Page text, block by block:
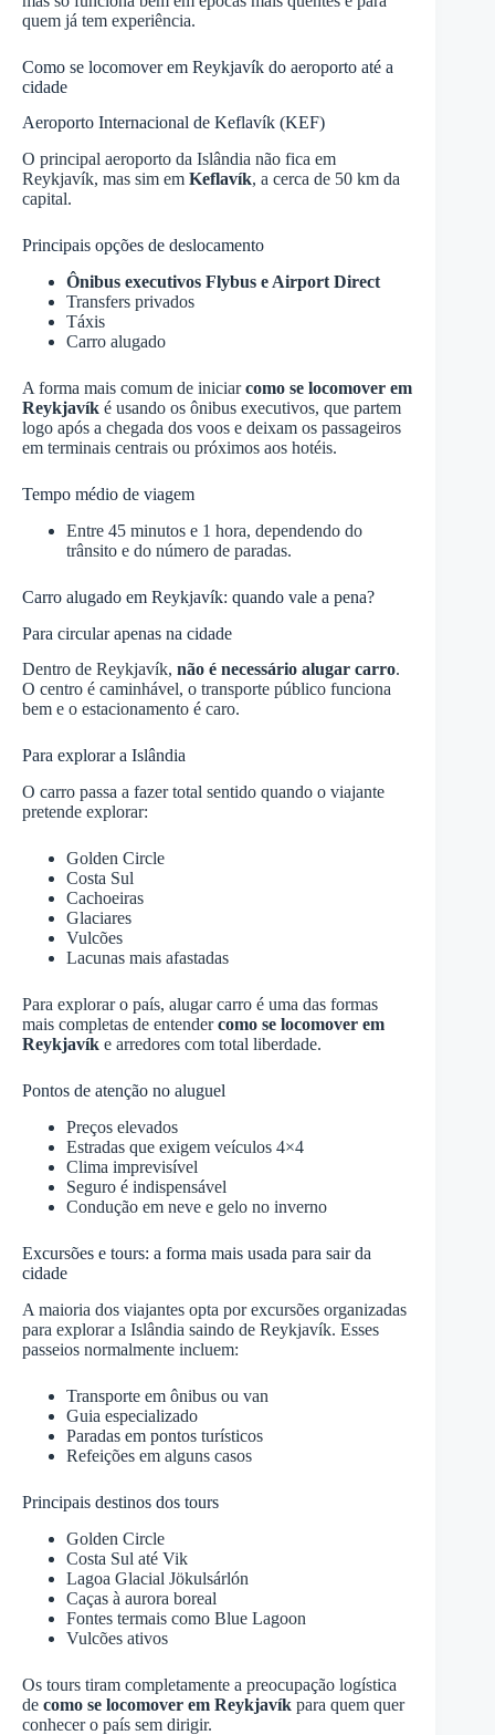
quem já tem experiência.
Como se locomover em Reykjavík do aeroporto até a
cidade
Aeroporto Internacional de Keflavík (KEF)
O principal aeroporto da Islândia não fica em
Reykjavík, mas sim em Keflavík, a cerca de 50 km da
capital.
Principais opções de deslocamento
Ônibus executivos Flybus e Airport Direct
Transfers privados
Táxis
Carro alugado
A forma mais comum de iniciarcomo se locomover em
Reykjavík é usando os ônibus executivos, que partem
logo após a chegada dos voos e deixam os passageiros
em terminais centrais ou próximos aos hotéis.
Tempo médio de viagem
Entre 45 minutos e 1 hora, dependendo do
trânsito e do número de paradas.
Carro alugado em Reykjavík: quando vale a pena?
Para circular apenas na cidade
Dentro de Reykjavík, não é necessário alugar carro.
O centro é caminhável, o transporte público funciona
bem e o estacionamento é caro.
Para explorar a Islândia
O carro passa a fazer total sentido quando o viajante
pretende explorar:
Golden Circle
Costa Sul
Cachoeiras
Glaciares
Vulcões
Lacunas mais afastadas
Para explorar o país, alugar carro é uma das formas
mais completas de entendercomo se locomover em
Reykjavík e arredores com total liberdade.
Pontos de atenção no aluguel
Preços elevados
Estradas que exigem veículos 4×4
Clima imprevisível
Seguro é indispensável
Condução em neve e gelo no inverno
Excursões e tours: a forma mais usada para sair da
cidade
A maioria dos viajantes opta por excursões organizadas
para explorar a Islândia saindo de Reykjavík. Esses
passeios normalmente incluem:
Transporte em ônibus ou van
Guia especializado
Paradas em pontos turísticos
Refeições em alguns casos
Principais destinos dos tours
Golden Circle
Costa Sul até Vik
Lagoa Glacial Jökulsárlón
Caças à aurora boreal
Fontes termais como Blue Lagoon
Vulcões ativos
Os tours tiram completamente a preocupação logística
de como se locomover em Reykjavík para quem quer
conhecer o país sem dirigir.